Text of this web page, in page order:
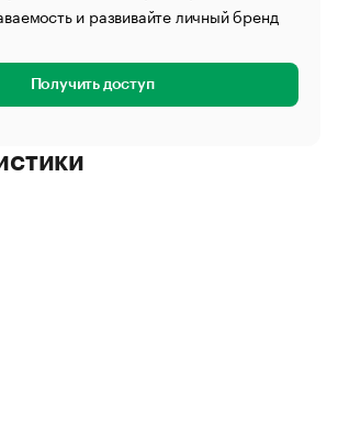
и развивайте личный бренд
Получить доступ